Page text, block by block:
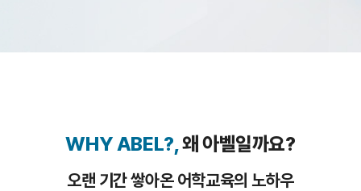
WHY ABEL?,왜 아벨일까요?
오랜 기간 쌓아온 어학교육의 노하우